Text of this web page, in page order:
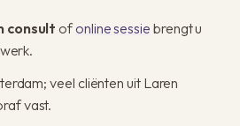
consult of online sessie brengt u
veel cliënten uit Laren
vast.